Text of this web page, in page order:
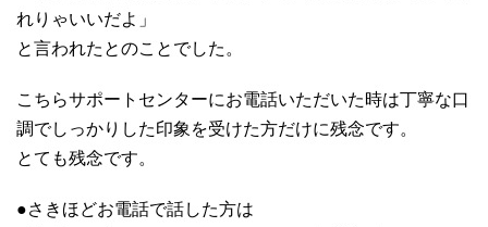
れりゃいいだよ」
と言われたとのことでした。
こちらサポートセンターにお電話いただいた時は丁寧な口
調でしっかりした印象を受けた方だけに残念です。
とても残念です。
●さきほどお電話で話した方は